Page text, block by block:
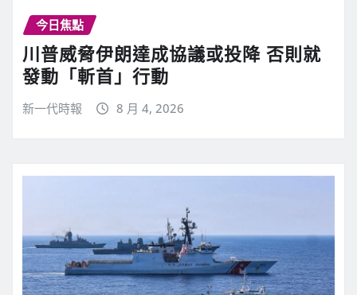
今日焦點
川普威脅伊朗達成協議或投降 否則就
發動「斬首」行動
新一代時報 8 月 4, 2026